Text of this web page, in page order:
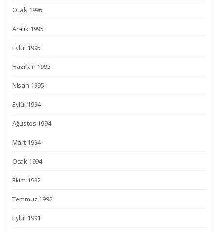
Ocak 1996
Aralık 1995
Eylül 1995
Haziran 1995
Nisan 1995
Eylül 1994
Ağustos 1994
Mart 1994
Ocak 1994
Ekim 1992
Temmuz 1992
Eylül 1991